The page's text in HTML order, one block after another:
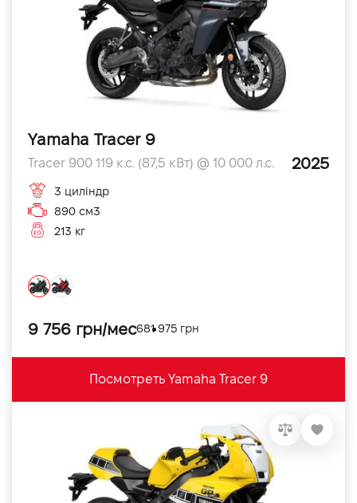
Yamaha Tracer 9
Tracer 900 119 к.с. (87,5 кВт) @ 10 000 л.с. 2025
3 циліндр
890 см3
213 кг
9 756 грн/мес681 975 грн
Посмотреть Yamaha Tracer 9